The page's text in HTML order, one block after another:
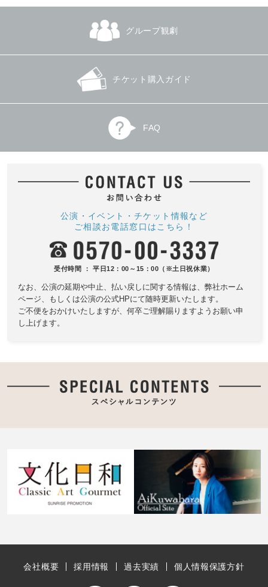
グループ観劇
チケット購入ガイド
FAQ
公演・イベント・チケット情報など
ご相談お電話窓口はこちら！
受付時間 ： 平日12：00～15：00（※土日祝休業）
なお、公演の延期や中止、払い戻しに関する情報は、 弊社ホーム
ページ、もしくは公演の公式HPにて随時更新いたします。
ご不便をおかけいたしますが、何卒ご理解賜りますようお願い申
し上げます。
会社概要 採用情報 過去実績 個人情報保護方針